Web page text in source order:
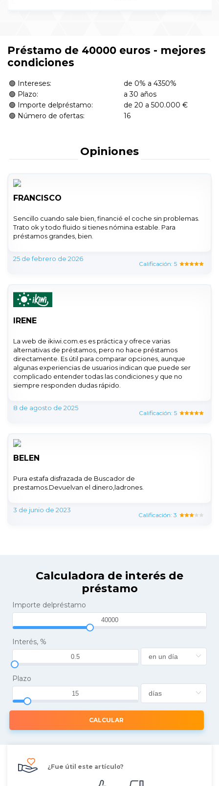
Préstamo de 40000 euros - mejores
condiciones
🟢 Intereses:
de 0% a 4350%
🟢 Plazo:
a 30 años
🟢 Importe delpréstamo:
de 20 a 500.000 €
🟢 Número de ofertas:
16
Opiniones
FRANCISCO
Sencillo cuando sale bien, financié el coche sin problemas.
Trato ok y todo fluido si tienes nómina estable. Para
préstamos grandes, bien.
25 de febrero de 2026
Calificación: 5
IRENE
La web de ikiwi.com.es es práctica y ofrece varias
alternativas de préstamos, pero no hace préstamos
directamente. Es útil para comparar opciones, aunque
algunas experiencias de usuarios indican que puede ser
complicado entender todas las condiciones y que no
siempre responden dudas rápido.
8 de agosto de 2025
Calificación: 5
BELEN
Pura estafa disfrazada de Buscador de
prestamos.Devuelvan el dinero,ladrones.
3 de junio de 2023
Calificación: 3
Calculadora de interés de
préstamo
Importe delpréstamo
Interés, %
Plazo
CALCULAR
¿Fue útil este artículo?